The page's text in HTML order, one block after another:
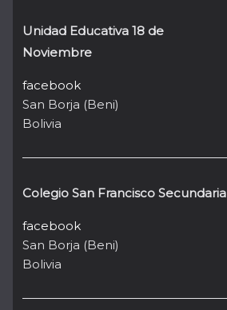
Unidad Educativa 18 de
Noviembre
facebook
San Borja (Beni)
Bolivia
Colegio San Francisco Secundaria
facebook
San Borja (Beni)
Bolivia